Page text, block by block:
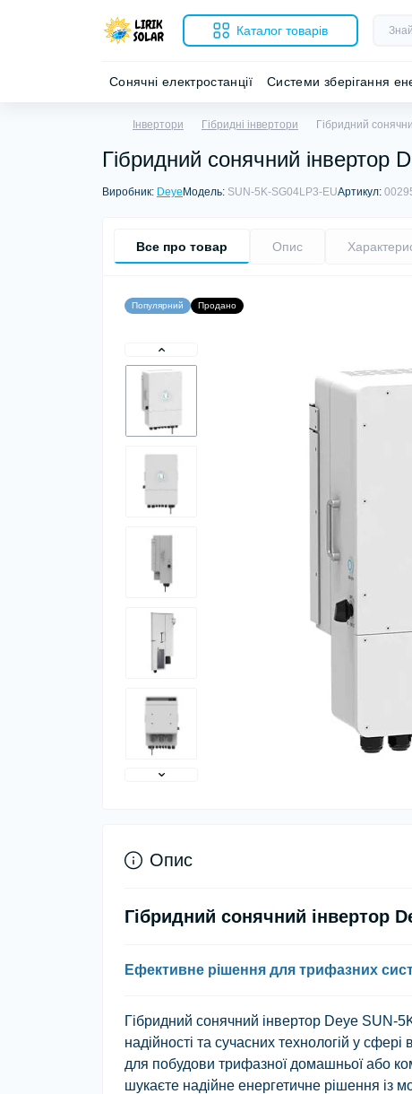
Каталог товарів
Сонячні електростанції Системи зберігання
Інвертори Гібридні інвертори Гібридний
Гібридний сонячний
Виробник: Deye Модель: SUN-5K-SG04LP3-EUАртикул:
Все про товар Опис
Популярний Продано
Опис
Гібридний сонячний інвертор
Ефективне рішення для трифазних
Гібридний сонячний інвертор Deye
надійності та сучасних технологій у
для побудови трифазної домашньої або
шукаєте надійне енергетичне рішення із